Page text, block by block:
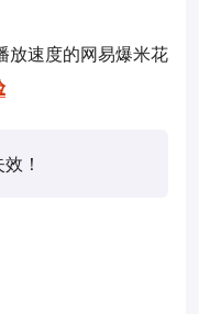
放速度的网易爆米花
！